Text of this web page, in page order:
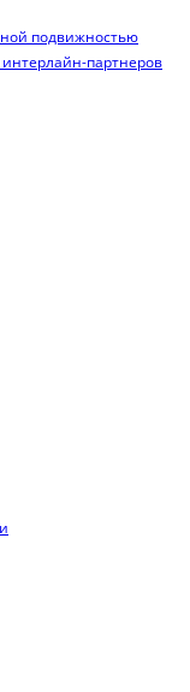
подвижностью
партнеров